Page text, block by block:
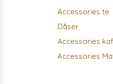
Accessories te
Dåser
Accessories
Accessories